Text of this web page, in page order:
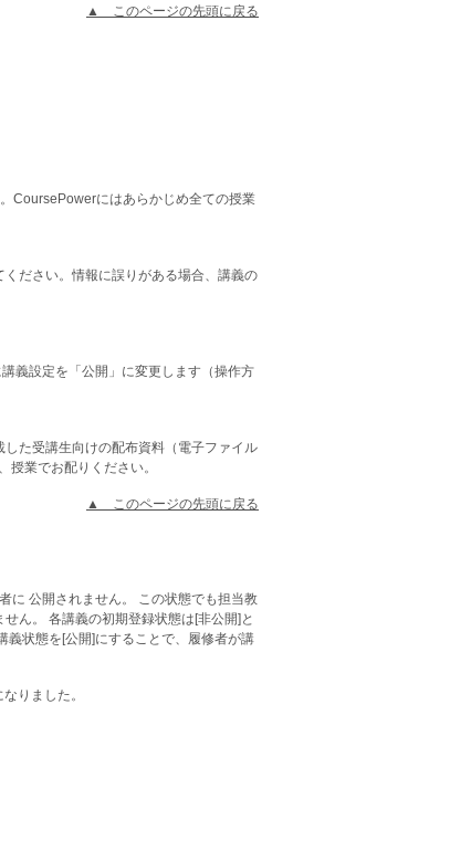
▲ このページの先頭に戻る
CoursePowerにはあらかじめ全ての授業
ださい。情報に誤りがある場合、講義の
義設定を「公開」に変更します（操作方
た受講生向けの配布資料（電子ファイル
授業でお配りください。
▲ このページの先頭に戻る
に 公開されません。 この状態でも担当教
ん。 各講義の初期登録状態は[非公開]と
義状態を[公開]にすることで、履修者が講
りました。